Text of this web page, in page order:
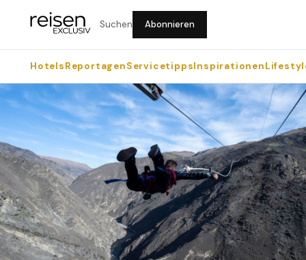
Suchen Abonnieren
HotelsReportagenServicetippsInspirationen